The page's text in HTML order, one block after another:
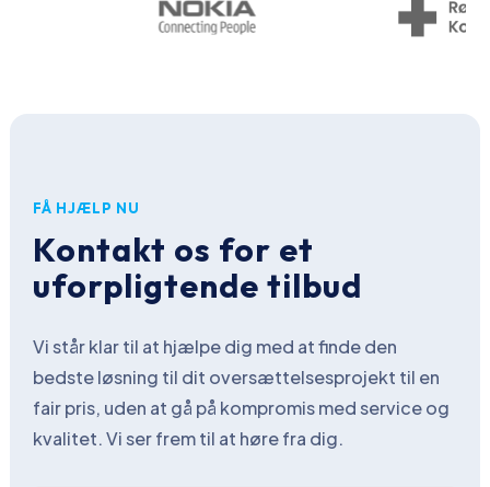
FÅ HJÆLP NU
Kontakt os for et
uforpligtende tilbud
Vi står klar til at hjælpe dig med at finde den
bedste løsning til dit oversættelsesprojekt til en
fair pris, uden at gå på kompromis med service og
kvalitet. Vi ser frem til at høre fra dig.